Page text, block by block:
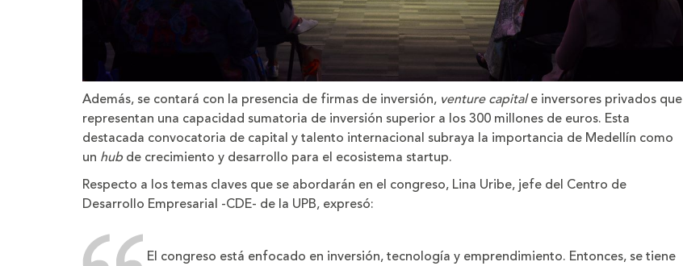
Además, se contará con la presencia de firmas de inversión, venture capitale inversores privados que
representan una capacidad sumatoria de inversión superior a los 300 millones de euros. Esta
destacada convocatoria de capital y talento internacional subraya la importancia de Medellín como
un hub de crecimiento y desarrollo para el ecosistema startup.
Respecto a los temas claves que se abordarán en el congreso, Lina Uribe, jefe del Centro de
Desarrollo Empresarial -CDE- de la UPB, expresó:
El congreso está enfocado en inversión, tecnología y emprendimiento. Entonces, se tiene